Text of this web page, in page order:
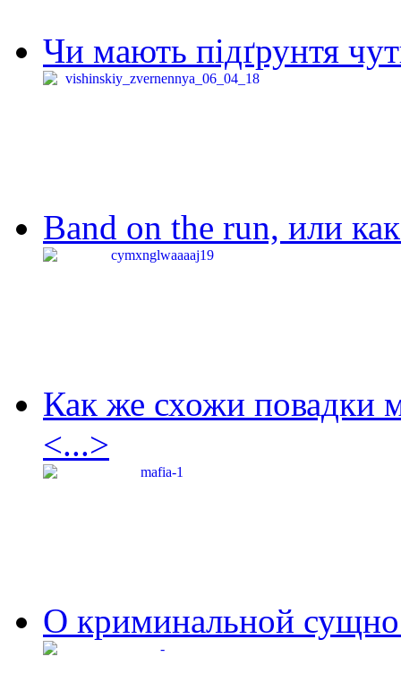
Чи мають підґрунтя
Band on the run, или
Как же схожи повадки
<...>
О криминальной